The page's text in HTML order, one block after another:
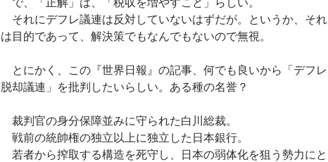
それにデフレ議連は反対していないはずだが。というか、それ
は目的であって、解決策でもなんでもないので無視。
とにかく、この『世界日報』の記事、何でも良いから「デフレ
脱却議連」を批判したいらしい。ある種の名誉？
裁判官の身分保障並みに守られた白川総裁。
戦前の統帥権の独立以上に独立した日本銀行。
若者から搾取する構造を死守し、日本の弱体化を狙う勢力にと